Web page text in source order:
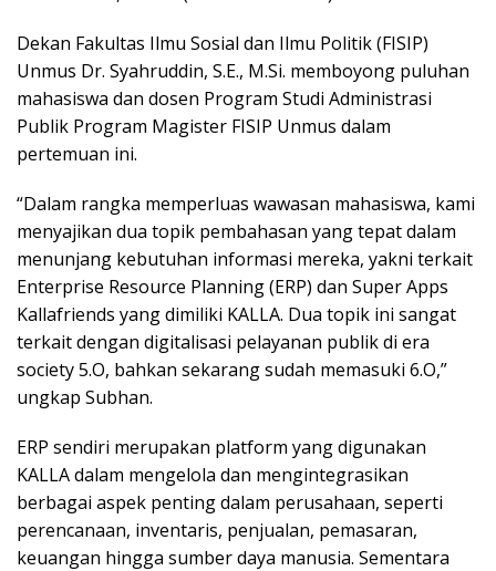
Dekan Fakultas Ilmu Sosial dan Ilmu Politik (FISIP)
Unmus Dr. Syahruddin, S.E., M.Si. memboyong puluhan
mahasiswa dan dosen Program Studi Administrasi
Publik Program Magister FISIP Unmus dalam
pertemuan ini.
“Dalam rangka memperluas wawasan mahasiswa, kami
menyajikan dua topik pembahasan yang tepat dalam
menunjang kebutuhan informasi mereka, yakni terkait
Enterprise Resource Planning (ERP) dan Super Apps
Kallafriends yang dimiliki KALLA. Dua topik ini sangat
terkait dengan digitalisasi pelayanan publik di era
society 5.O, bahkan sekarang sudah memasuki 6.O,”
ungkap Subhan.
ERP sendiri merupakan platform yang digunakan
KALLA dalam mengelola dan mengintegrasikan
berbagai aspek penting dalam perusahaan, seperti
perencanaan, inventaris, penjualan, pemasaran,
keuangan hingga sumber daya manusia. Sementara